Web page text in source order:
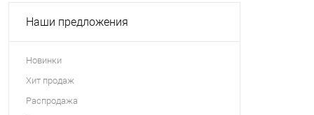
Наши предложения
Новинки
Хит продаж
Распродажа